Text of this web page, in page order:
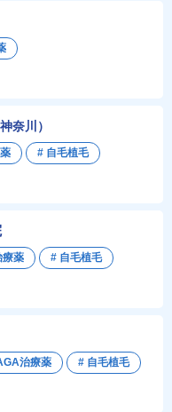
治療薬 # 自毛植毛
奈川）
# 自毛植毛
療薬 # 自毛植毛